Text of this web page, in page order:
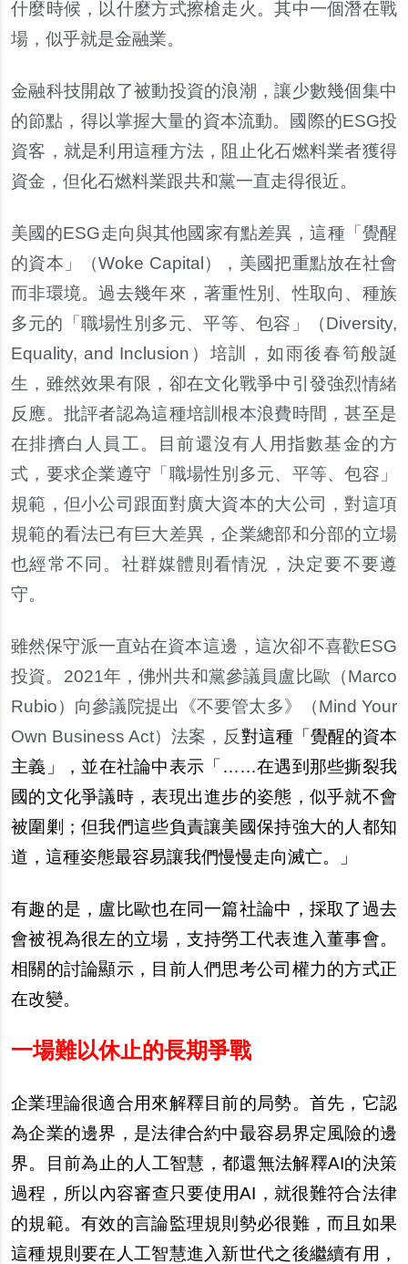
什麼時候，以什麼方式擦槍走火。其中一個潛在戰
場，似乎就是金融業。
金融科技開啟了被動投資的浪潮，讓少數幾個集中
的節點，得以掌握大量的資本流動。國際的ESG投
資客，就是利用這種方法，阻止化石燃料業者獲得
資金，但化石燃料業跟共和黨一直走得很近。
美國的ESG走向與其他國家有點差異，這種「覺醒
的資本」（Woke Capital），美國把重點放在社會
而非環境。過去幾年來，著重性別、性取向、種族
多元的「職場性別多元、平等、包容」（Diversity,
Equality, and Inclusion ）培訓，如雨後春筍般誕
生，雖然效果有限，卻在文化戰爭中引發強烈情緒
反應。批評者認為這種培訓根本浪費時間，甚至是
在排擠白人員工。目前還沒有人用指數基金的方
式，要求企業遵守「職場性別多元、平等、包容」
規範，但小公司跟面對廣大資本的大公司，對這項
規範的看法已有巨大差異，企業總部和分部的立場
也經常不同。社群媒體則看情況，決定要不要遵
守。
雖然保守派一直站在資本這邊，這次卻不喜歡ESG
投資。 2021年，佛州共和黨參議員盧比歐（Marco
Rubio）向參議院提出《不要管太多》（Mind Your
Own Business Act）法案，反對這種「覺醒的資本
主義」，並在社論中表示「……在遇到那些撕裂我
國的文化爭議時，表現出進步的姿態，似乎就不會
被圍剿；但我們這些負責讓美國保持強大的人都知
道，這種姿態最容易讓我們慢慢走向滅亡。」
有趣的是，盧比歐也在同一篇社論中，採取了過去
會被視為很左的立場，支持勞工代表進入董事會。
相關的討論顯示，目前人們思考公司權力的方式正
在改變。
一場難以休止的長期爭戰
企業理論很適合用來解釋目前的局勢。首先，它認
為企業的邊界，是法律合約中最容易界定風險的邊
界。目前為止的人工智慧，都還無法解釋AI的決策
過程，所以內容審查只要使用AI ，就很難符合法律
的規範。有效的言論監理規則勢必很難，而且如果
這種規則要在人工智慧進入新世代之後繼續有用，